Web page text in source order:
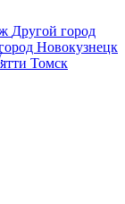
Другой город
Новокузнецк
Томск